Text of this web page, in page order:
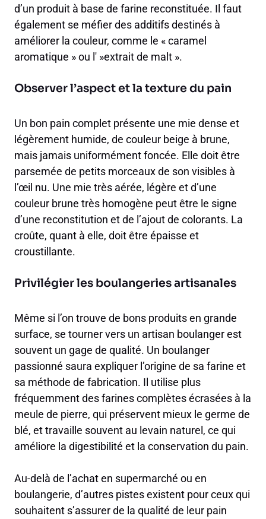
d’un produit à base de farine reconstituée. Il faut
également se méfier des additifs destinés à
améliorer la couleur, comme le « caramel
aromatique » ou l' »extrait de malt ».
Observer l’aspect et la texture du pain
Un bon pain complet présente une mie dense et
légèrement humide, de couleur beige à brune,
mais jamais uniformément foncée. Elle doit être
parsemée de petits morceaux de son visibles à
l’œil nu. Une mie très aérée, légère et d’une
couleur brune très homogène peut être le signe
d’une reconstitution et de l’ajout de colorants. La
croûte, quant à elle, doit être épaisse et
croustillante.
Privilégier les boulangeries artisanales
Même si l’on trouve de bons produits en grande
surface, se tourner vers un artisan boulanger est
souvent un gage de qualité. Un boulanger
passionné saura expliquer l’origine de sa farine et
sa méthode de fabrication. Il utilise plus
fréquemment des farines complètes écrasées à la
meule de pierre, qui préservent mieux le germe de
blé, et travaille souvent au levain naturel, ce qui
améliore la digestibilité et la conservation du pain.
Au-delà de l’achat en supermarché ou en
boulangerie, d’autres pistes existent pour ceux qui
souhaitent s’assurer de la qualité de leur pain